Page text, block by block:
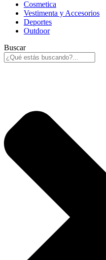
Cosmetica
Vestimenta y Accesorios
Deportes
Outdoor
Buscar